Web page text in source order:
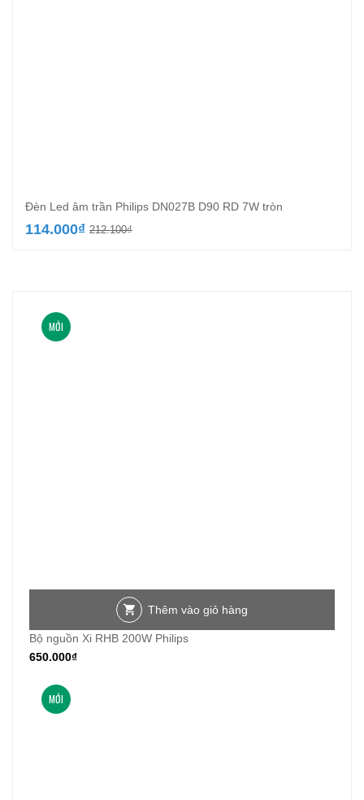
Đèn Led âm trần Philips DN027B D90 RD 7W tròn
212.100₫Giá
114.000₫
Giá
MỚI
Thêm vào giỏ hàng
Bộ nguồn Xi RHB 200W Philips
650.000₫
MỚI